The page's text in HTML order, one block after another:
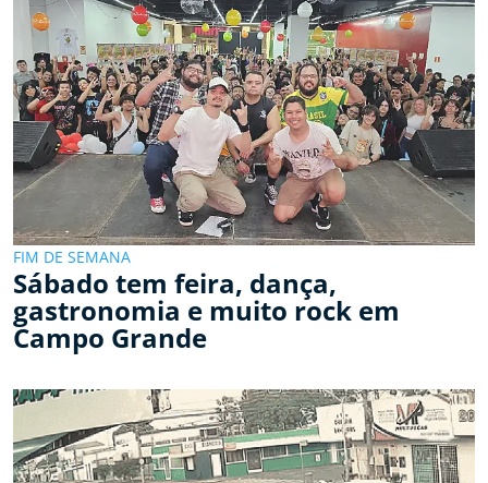
FIM DE SEMANA
Sábado tem feira, dança,
gastronomia e muito rock em
Campo Grande